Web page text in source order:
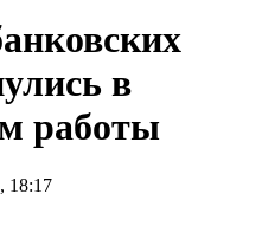
в
работы
18:17